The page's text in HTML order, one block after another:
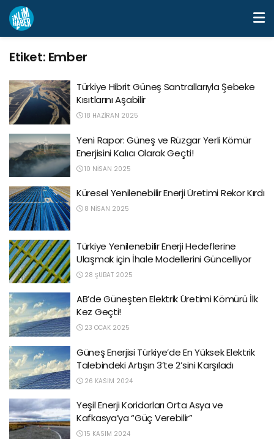
Etiket: Ember
Türkiye Hibrit Güneş Santrallarıyla Şebeke
Kısıtlarını Aşabilir
18 HAZIRAN 2025
Yeni Rapor: Güneş ve Rüzgar Yerli Kömür
Enerjisini Kalıcı Olarak Geçti!
10 NISAN 2025
Küresel Yenilenebilir Enerji Üretimi Rekor Kırdı
8 NISAN 2025
Türkiye Yenilenebilir Enerji Hedeflerine
Ulaşmak için İhale Modellerini Güncelliyor
28 ŞUBAT 2025
AB’de Güneşten Elektrik Üretimi Kömürü İlk
Kez Geçti!
23 OCAK 2025
Güneş Enerjisi Türkiye’de En Yüksek Elektrik
Talebindeki Artışın 3’te 2’sini Karşıladı
26 KASIM 2024
Yeşil Enerji Koridorları Orta Asya ve
Kafkasya’ya “Güç Verebilir”
15 KASIM 2024